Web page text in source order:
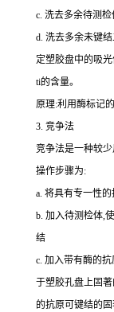
c. 洗去多余待测
d. 洗去多余未键结
定塑胶盘中的吸
ti的含量。
原理:利用酶标记
3. 竞争法
竞争法是一种较
操作步骤为:
a. 将具有专一性的
b. 加入待测检体,
结
c. 加入带有酶的
于塑胶孔盘上固
的抗原可键结的